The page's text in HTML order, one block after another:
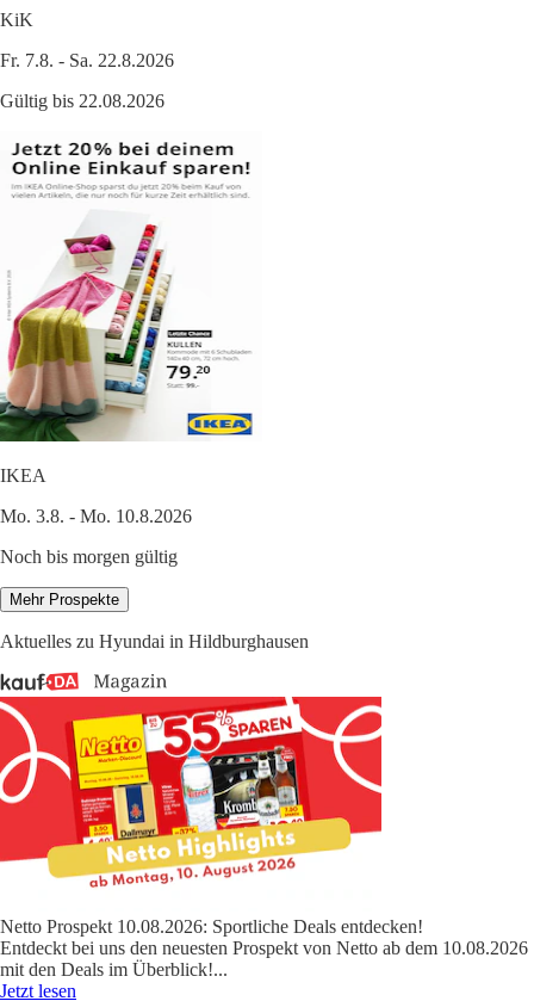
KiK
Fr. 7.8. - Sa. 22.8.2026
Gültig bis 22.08.2026
IKEA
Mo. 3.8. - Mo. 10.8.2026
Noch bis morgen gültig
Mehr Prospekte
Aktuelles zu Hyundai in Hildburghausen
Netto Prospekt 10.08.2026: Sportliche Deals entdecken!
Entdeckt bei uns den neuesten Prospekt von Netto ab dem 10.08.2026
mit den Deals im Überblick!...
Jetzt lesen